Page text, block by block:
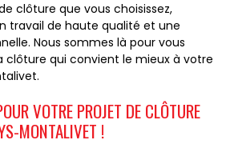
clôture que vous choisissez,
travail de haute qualité et une
Nous sommes là pour vous
clôture qui convient le mieux à votre
VOTRE PROJET DE CLÔTURE
MONTALIVET !